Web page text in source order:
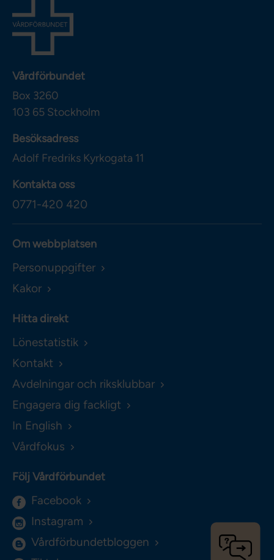
Vårdförbundet
Box 3260
103 65 Stockholm
Besöksadress
Adolf Fredriks Kyrkogata 11
Kontakta oss
0771-420 420
Om webbplatsen
Personuppgifter
Kakor
Hitta direkt
Lönestatistik
Kontakt
Avdelningar och riksklubbar
Engagera dig fackligt
In English
Vårdfokus
Följ Vårdförbundet
Facebook
Instagram
Vårdförbundetbloggen